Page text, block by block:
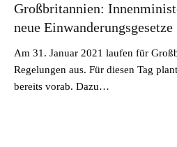
Großbritannien:
neue Einwanderungsgesetze
Am 31. Januar 2021 laufen für
Regelungen aus. Für diesen Tag
bereits vorab. Dazu…